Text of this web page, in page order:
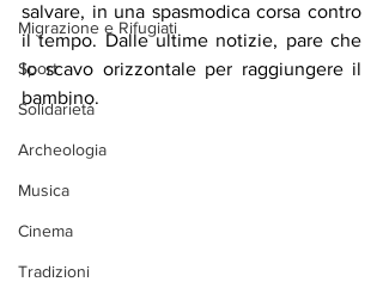
Migrazione e Rifugiati
Sport
Solidarietà
Archeologia
Musica
Cinema
Tradizioni
salvare, in una spasmodica corsa contro
il tempo. Dalle ultime notizie, pare che
lo scavo orizzontale per raggiungere il
bambino.